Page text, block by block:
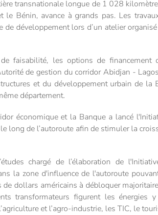
transnationale longue de 1 028
le Bénin, avance à grands pas. Les
de développement lors d’un atelier
faisabilité, les options de financement
de gestion du corridor Abidjan -
et du développement urbain de la
département.
économique et la Banque a lancé
long de l’autoroute afin de stimuler la
chargé de l’élaboration de
la zone d'influence de l'autoroute
dollars américains à débloquer
transformateurs figurent les énergies
et l’agro-industrie, les TIC, le